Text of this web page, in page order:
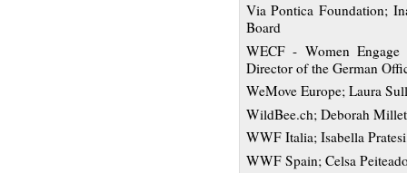
Via Pontica Foundation;
Board
WECF - Women
Director of the German
WeMove Europe; Laura
WildBee.ch; Deborah
WWF Italia; Isabella
WWF Spain; Celsa